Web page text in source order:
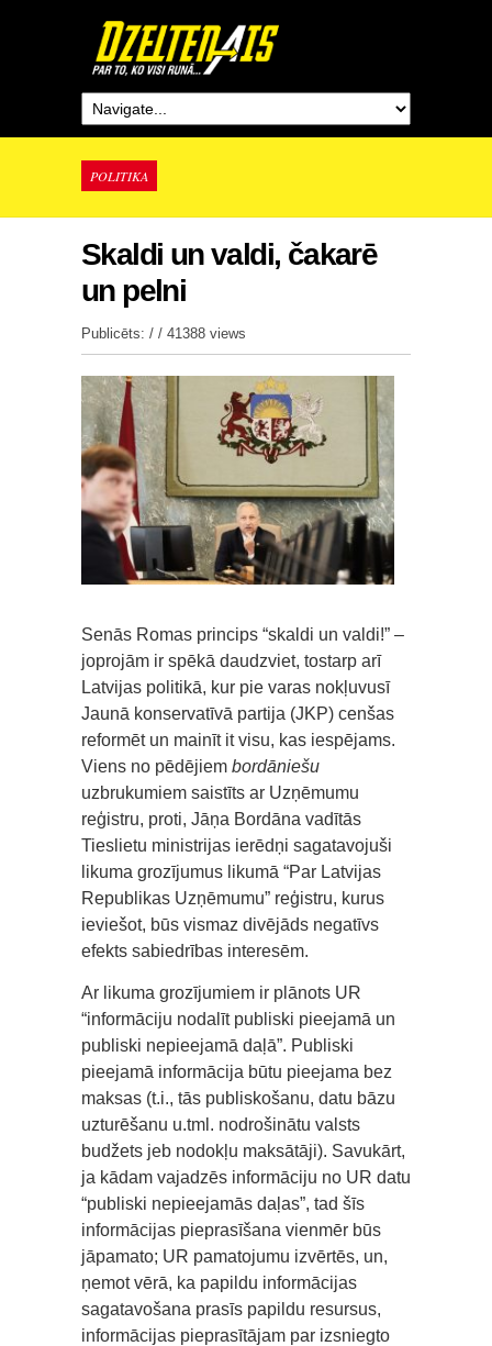
POLITIKA
Skaldi un valdi, čakarē
un pelni
Publicēts: / / 41388 views
Senās Romas princips “skaldi un valdi!” –
joprojām ir spēkā daudzviet, tostarp arī
Latvijas politikā, kur pie varas nokļuvusī
Jaunā konservatīvā partija (JKP) cenšas
reformēt un mainīt it visu, kas iespējams.
Viens no pēdējiem bordāniešu
uzbrukumiem saistīts ar Uzņēmumu
reģistru, proti, Jāņa Bordāna vadītās
Tieslietu ministrijas ierēdņi sagatavojuši
likuma grozījumus likumā “Par Latvijas
Republikas Uzņēmumu” reģistru, kurus
ieviešot, būs vismaz divējāds negatīvs
efekts sabiedrības interesēm.
Ar likuma grozījumiem ir plānots UR
“informāciju nodalīt publiski pieejamā un
publiski nepieejamā daļā”. Publiski
pieejamā informācija būtu pieejama bez
maksas (t.i., tās publiskošanu, datu bāzu
uzturēšanu u.tml. nodrošinātu valsts
budžets jeb nodokļu maksātāji). Savukārt,
ja kādam vajadzēs informāciju no UR datu
“publiski nepieejamās daļas”, tad šīs
informācijas pieprasīšana vienmēr būs
jāpamato; UR pamatojumu izvērtēs, un,
ņemot vērā, ka papildu informācijas
sagatavošana prasīs papildu resursus,
informācijas pieprasītājam par izsniegto